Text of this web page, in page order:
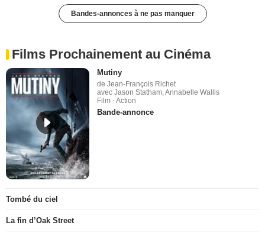
Bandes-annonces à ne pas manquer
Films Prochainement au Cinéma
Mutiny
de Jean-François Richet
avec Jason Statham, Annabelle Wallis
Film - Action
Bande-annonce
Tombé du ciel
La fin d’Oak Street